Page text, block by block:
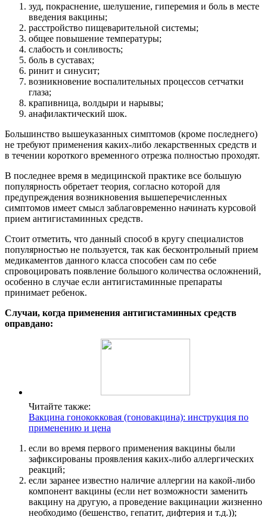
зуд, покраснение, шелушение, гиперемия и боль в месте
введения вакцины;
расстройство пищеварительной системы;
общее повышение температуры;
слабость и сонливость;
боль в суставах;
ринит и синусит;
возникновение воспалительных процессов сетчатки
глаза;
крапивница, волдыри и нарывы;
анафилактический шок.
Большинство вышеуказанных симптомов (кроме последнего)
не требуют применения каких-либо лекарственных средств и
в течении короткого временного отрезка полностью проходят.
В последнее время в медицинской практике все большую
популярность обретает теория, согласно которой для
предупреждения возникновения вышеперечисленных
симптомов имеет смысл заблаговременно начинать курсовой
прием антигистаминных средств.
Стоит отметить, что данный способ в кругу специалистов
популярностью не пользуется, так как бесконтрольный прием
медикаментов данного класса способен сам по себе
спровоцировать появление большого количества осложнений,
особенно в случае если антигистаминные препараты
принимает ребенок.
Случаи, когда применения антигистаминных средств
оправдано:
Читайте также:
Вакцина гонококковая (гоновакцина): инструкция по
применению и цена
если во время первого применения вакцины были
зафиксированы проявления каких-либо аллергических
реакций;
если заранее известно наличие аллергии на какой-либо
компонент вакцины (если нет возможности заменить
вакцину на другую, а проведение вакцинации жизненно
необходимо (бешенство, гепатит, дифтерия и т.д.));